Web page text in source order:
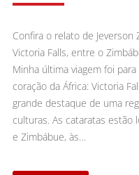
Confira o relato de
Victoria Falls, entre o
Minha última viagem foi
coração da África: Victoria
grande destaque de uma
culturas. As cataratas estão
e Zimbábue, às…